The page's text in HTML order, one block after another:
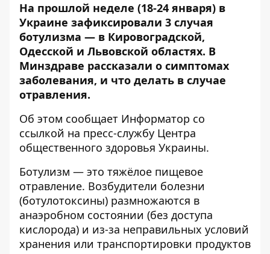
На прошлой неделе (18-24 января) в
Украине зафиксировали 3 случая
ботулизма — в Кировоградской,
Одесской и Львовской областях. В
Минздраве рассказали о симптомах
заболевания, и что делать в случае
отравления.
Об этом сообщает Информатор со
ссылкой на пресс-службу Центра
общественного здоровья Украины.
Ботулизм — это тяжёлое пищевое
отравление. Возбудители болезни
(ботулотоксины) размножаются в
анаэробном состоянии (без доступа
кислорода) и из-за неправильных условий
хранения или транспортировки продуктов